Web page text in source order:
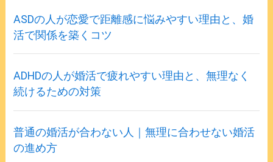
ASDの人が恋愛で距離感に悩みやすい理由と、婚
活で関係を築くコツ
ADHDの人が婚活で疲れやすい理由と、無理なく
続けるための対策
普通の婚活が合わない人｜無理に合わせない婚活
の進め方